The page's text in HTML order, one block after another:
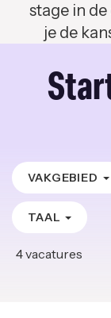
stage in
je de
VAKGEBIED
TAAL
4vacatures